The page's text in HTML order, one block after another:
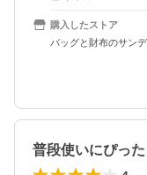
購入したストア
バッグと財布のサン
普段使いにぴった